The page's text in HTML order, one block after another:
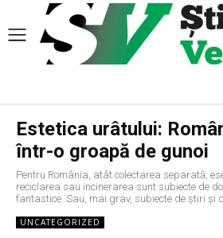
Estetica urâtului:
într-o groapă de gunoi
Pentru România, atât colectarea separată,
reciclarea sau incinerarea sunt subiecte de
fantastice. Sau, mai grav, subiecte de știri și
UNCATEGORIZED